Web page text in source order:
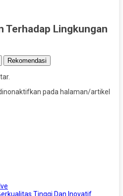
Terhadap Lingkungan
Rekomendasi
pada halaman/artikel
Tinggi Dan Inovatif